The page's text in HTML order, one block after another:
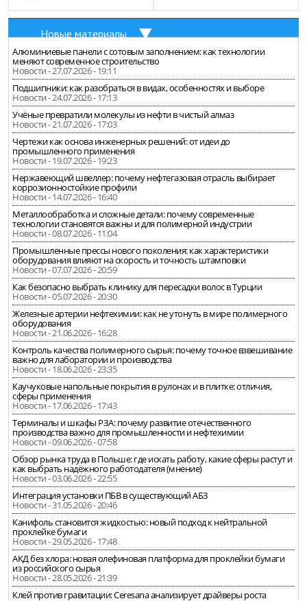
Новые материалы
Алюминиевые панели с сотовым заполнением: как технологии
меняют современное строительство
Новости - 27.07.2026 - 19:11
Подшипники: как разобраться в видах, особенностях и выборе
Новости - 24.07.2026 - 17:13
Учёные превратили молекулы из нефти в чистый алмаз
Новости - 21.07.2026 - 17:03
Чертежи как основа инженерных решений: от идеи до
промышленного применения
Новости - 19.07.2026 - 19:23
Нержавеющий швеллер: почему нефтегазовая отрасль выбирает
коррозионностойкие профили
Новости - 14.07.2026 - 16:40
Металлообработка и сложные детали: почему современные
технологии становятся важны и для полимерной индустрии
Новости - 08.07.2026 - 11:04
Промышленные прессы нового поколения: как характеристики
оборудования влияют на скорость и точность штамповки
Новости - 07.07.2026 - 20:59
Как безопасно выбрать клинику для пересадки волос в Турции
Новости - 05.07.2026 - 20:30
Железные артерии нефтехимии: как не утонуть в мире полимерного
оборудования
Новости - 21.06.2026 - 16:28
Контроль качества полимерного сырья: почему точное взвешивание
важно для лаборатории и производства
Новости - 18.06.2026 - 23:35
Каучуковые напольные покрытия в рулонах и в плитке: отличия,
сферы применения
Новости - 17.06.2026 - 17:43
Терминалы и шкафы РЗА: почему развитие отечественного
производства важно для промышленности и нефтехимии
Новости - 09.06.2026 - 07:58
Обзор рынка труда в Польше: где искать работу, какие сферы растут и
как выбрать надёжного работодателя (мнение)
Новости - 03.06.2026 - 22:55
Интеграция установки ПБВ в существующий АБЗ
Новости - 31.05.2026 - 20:46
Канифоль становится жидкостью: новый подход к нейтральной
проклейке бумаги
Новости - 29.05.2026 - 17:48
АКД без хлора: новая олефиновая платформа для проклейки бумаги
из российского сырья
Новости - 28.05.2026 - 21:39
Клей против гравитации: Ceresana анализирует драйверы роста